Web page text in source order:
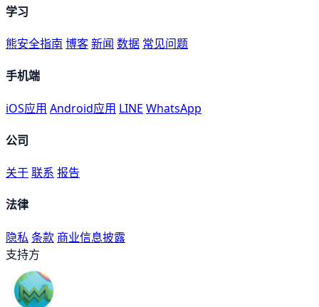
学习
熊安全指南 博客新闻 数据 常见问题
手机端
iOS应用 Android应用 LINE WhatsApp
公司
关于联系 报告
法律
隐私 条款 商业信息披露
支持方